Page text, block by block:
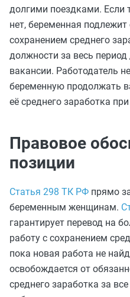
долгими поездками. Если
нет, беременная
сохранением среднего
должности за весь
вакансии. Работодатель
беременную продолжать
её среднего заработка
Правовое
позиции
Статья 298 ТК РФ прямо
беременным женщинам.
гарантирует перевод на
работу с сохранением
пока новая работа не
освобождается от
среднего заработка за